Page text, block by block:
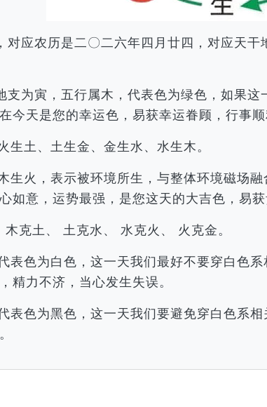
应农历是二〇二六年四月廿四，对应天
为寅，五行属木，代表色为绿色，如果
今天是您的幸运色，易获幸运眷顾，行事顺
生土、土生金、金生水、水生木。
生火，表示被环境所生，与整体环境磁场
如意，运势最强，是您这天的大吉色，易
克土、 土克水、 水克火、 火克金。
表色为白色，这一天我们最好不要穿白色
精力不济，当心发生失误。
表色为黑色，这一天我们要避免穿白色系